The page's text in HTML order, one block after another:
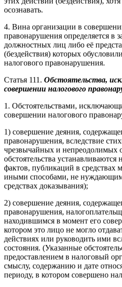
осознавать.
4. Вина организации в
правонарушения определяется в
должностных лиц либо её
(бездействия) которых
налогового правонарушения.
Статья 111. Обстоятельства,
совершении налогового
1. Обстоятельствами,
совершении налогового
1) совершение деяния,
правонарушения, вследствие
чрезвычайных и непреодолимых
обстоятельства
фактов, публикаций в средствах
иными способами, не
средствах доказывания);
2) совершение деяния,
правонарушения,
находившимся в момент его
котором это лицо не могло
действиях или руководить ими
состояния. (Указанные
предоставлением в налоговый
смыслу, содержанию и дате
периоду, в котором совершено